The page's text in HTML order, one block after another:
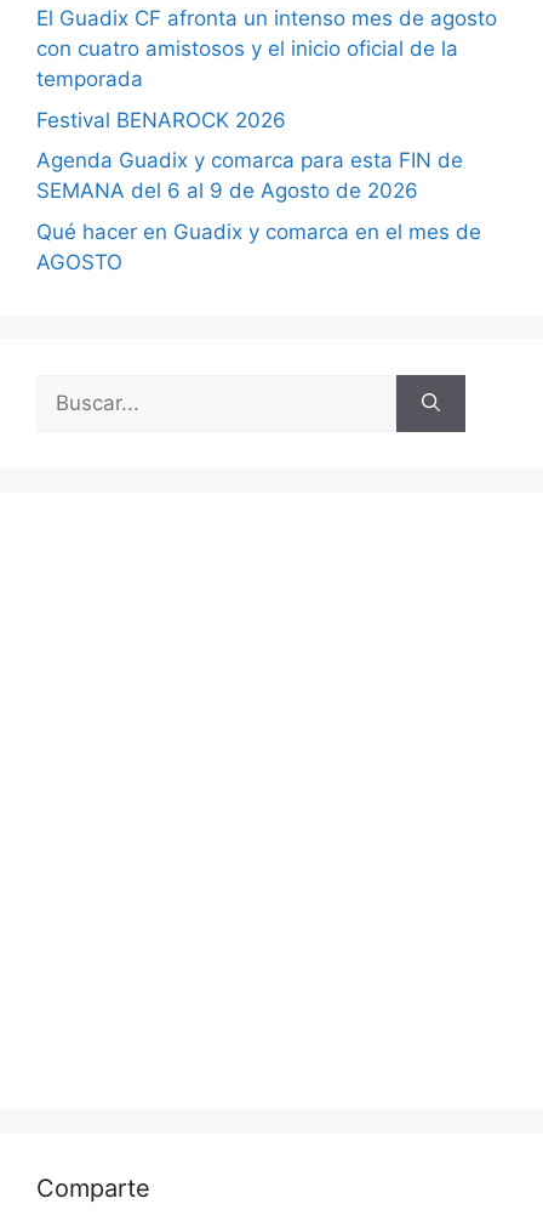
El Guadix CF afronta un intenso mes de agosto
con cuatro amistosos y el inicio oficial de la
temporada
Festival BENAROCK 2026
Agenda Guadix y comarca para esta FIN de
SEMANA del 6 al 9 de Agosto de 2026
Qué hacer en Guadix y comarca en el mes de
AGOSTO
Comparte